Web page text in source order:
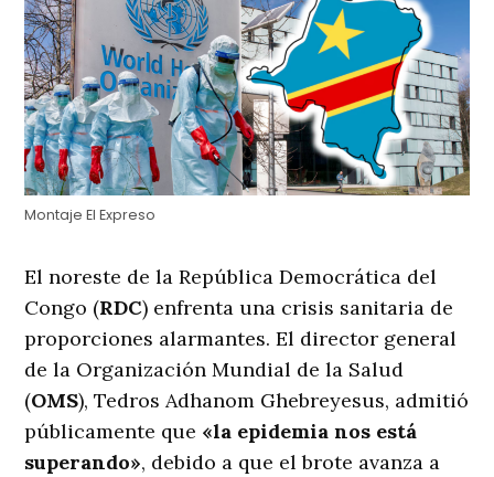
Montaje El Expreso
El noreste de la República Democrática del
Congo (RDC) enfrenta una crisis sanitaria de
proporciones alarmantes. El director general
de la Organización Mundial de la Salud
(OMS), Tedros Adhanom Ghebreyesus, admitió
públicamente que «la epidemia nos está
superando», debido a que el brote avanza a